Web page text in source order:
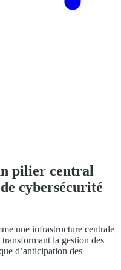
pilier central
cybersécurité
une infrastructure centrale
la gestion des
d’anticipation des